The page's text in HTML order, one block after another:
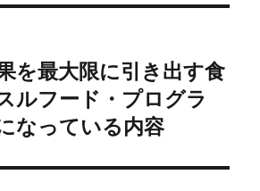
を最大限に引き出す食
ルフード・プログラ
なっている内容